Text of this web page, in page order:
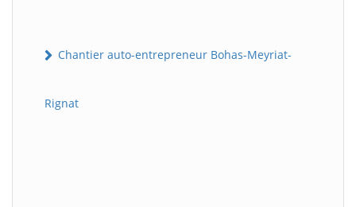
Chantier auto-entrepreneur Bohas-Meyriat-
Rignat